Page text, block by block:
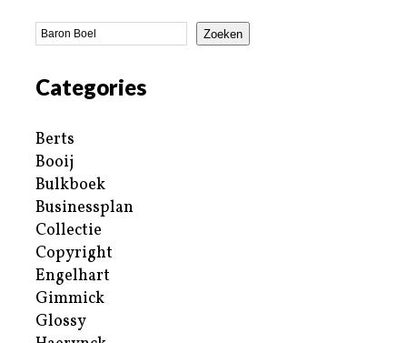
Zoeken
Categories
Berts
Booij
Bulkboek
Businessplan
Collectie
Copyright
Engelhart
Gimmick
Glossy